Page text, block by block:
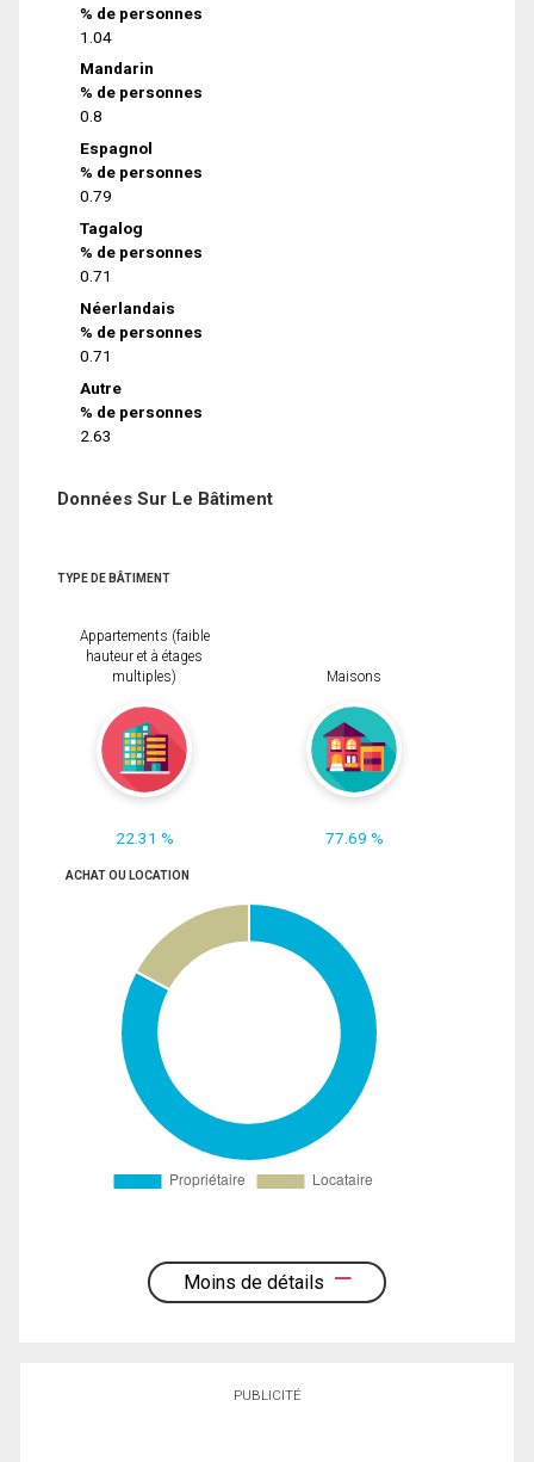
% de personnes
1.04
Mandarin
% de personnes
0.8
Espagnol
% de personnes
0.79
Tagalog
% de personnes
0.71
Néerlandais
% de personnes
0.71
Autre
% de personnes
2.63
Données Sur Le Bâtiment
TYPE DE BÂTIMENT
Appartements (faible
hauteur et à étages
multiples)
22.31 %
Maisons
77.69 %
ACHAT OU LOCATION
Moins de détails
PUBLICITÉ